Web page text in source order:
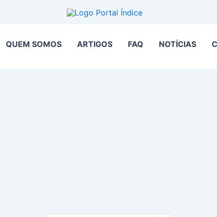
QUEM SOMOS ARTIGOS FAQ NOTÍCIAS